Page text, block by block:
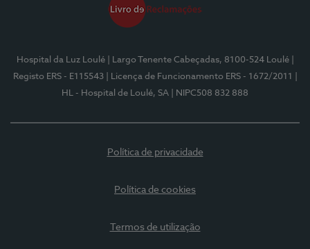
Hospital da Luz Loulé | Largo Tenente Cabeçadas, 8100-524 Loulé
Registo ERS - E115543
| Licença de Funcionamento ERS - 1672/2011
HL - Hospital de Loulé, SA
| NIPC508 832 888
Política de privacidade
Política de cookies
Termos de utilização